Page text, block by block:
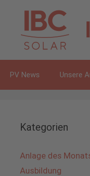
springen
PV News Unsere
Kategorien
Anlage des
Ausbildung